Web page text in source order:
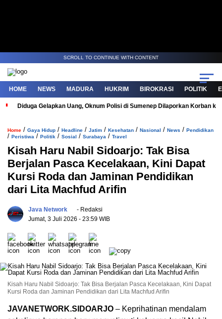
SCROLL TO CONTINUE WITH CONTENT
HOME NEWS MADURA HUKRIM BIROKRASI POLITIK
Diduga Gelapkan Uang, Oknum Polisi di Sumenep Dilaporkan Korban ke
Home / Gaya Hidup / Headline / Jatim / Kesehatan / Nasional / News / Pendidikan
/ Peristiwa / Politik / Sosial / Surabaya / Travel
Kisah Haru Nabil Sidoarjo: Tak Bisa
Berjalan Pasca Kecelakaan, Kini Dapat
Kursi Roda dan Jaminan Pendidikan
dari Lita Machfud Arifin
Java Network
- Redaksi
Jumat, 3 Juli 2026 - 23:59 WIB
Kisah Haru Nabil Sidoarjo: Tak Bisa Berjalan Pasca Kecelakaan, Kini Dapat
Kursi Roda dan Jaminan Pendidikan dari Lita Machfud Arifin
JAVANETWORK.SIDOARJO – Keprihatinan mendalam